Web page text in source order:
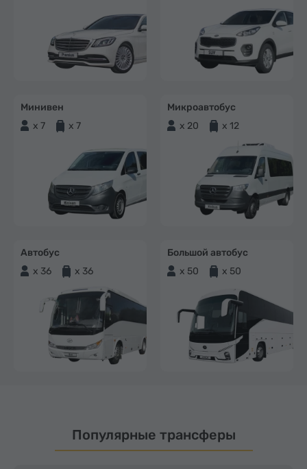
Минивен
x 7
x 7
Микроавтобус
x 20
x 12
Автобус
x 36
x 36
Большой автобус
x 50
x 50
Популярные трансферы